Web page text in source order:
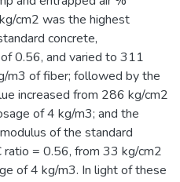
cm2 was the highest
concrete,
0.56, and varied to 311
m3 of fiber; followed by the
increased from 286 kg/cm2
of 4 kg/m3; and the
of the standard
= 0.56, from 33 kg/cm2
of 4 kg/m3. In light of these